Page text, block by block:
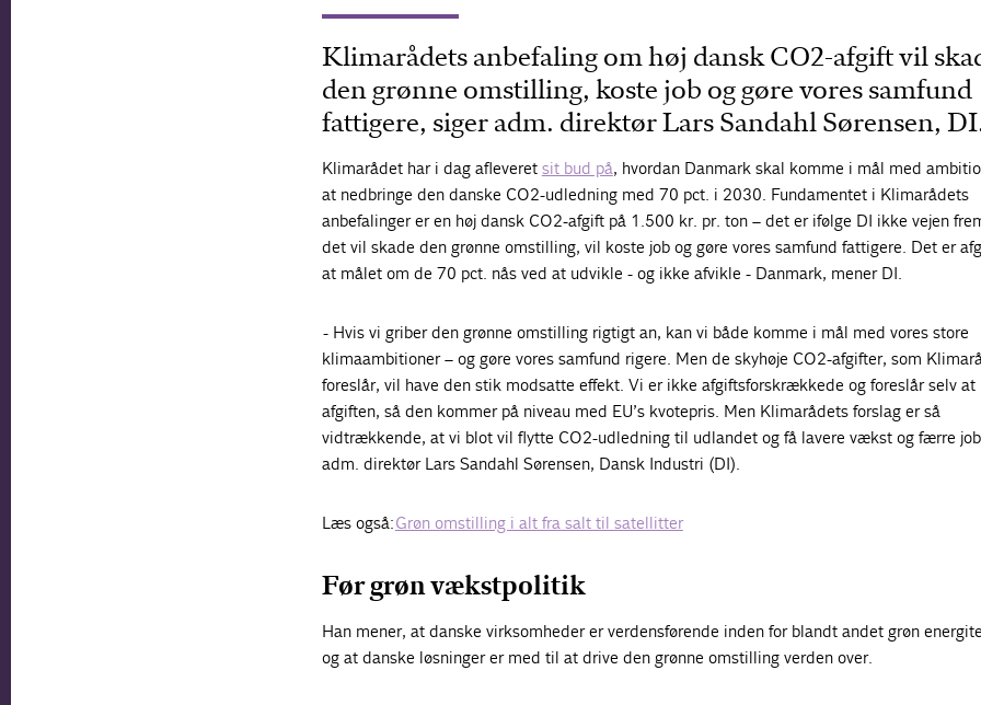
Klimarådets anbefaling om høj dansk CO2-afgift vil
den grønne omstilling, koste job og gøre vores samfund
fattigere, siger adm. direktør Lars Sandahl Sørensen,
Klimarådet har i dag afleveret sit bud på, hvordan Danmark skal komme i mål med
at nedbringe den danske CO2-udledning med 70 pct. i 2030. Fundamentet i Klimarådets
anbefalinger er en høj dansk CO2-afgift på 1.500 kr. pr. ton – det er ifølge DI ikke vejen
det vil skade den grønne omstilling, vil koste job og gøre vores samfund fattigere. Det er
at målet om de 70 pct. nås ved at udvikle - og ikke afvikle - Danmark, mener DI.
- Hvis vi griber den grønne omstilling rigtigt an, kan vi både komme i mål med vores store
klimaambitioner – oggøre vores samfund rigere. Men de skyhøje CO2-afgifter, som
foreslår, vil have den stik modsatte effekt. Vi er ikke afgiftsforskrækkede og foreslår selv
afgiften, så den kommer på niveau med EU’s kvotepris. Men Klimarådets forslag er så
vidtrækkende, at vi blot vil flytte CO2-udledning til udlandet og få lavere vækst og færre
adm. direktør Lars Sandahl Sørensen, Dansk Industri (DI).
Læs også:Grøn omstilling i alt fra salt til satellitter
Før grøn vækstpolitik
Han mener, at danske virksomheder er verdensførende inden for blandt andet grøn
og at danske løsninger er med til at drive den grønne omstilling verden over.